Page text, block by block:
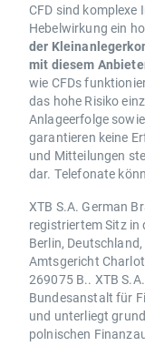
CFD sind
Hebelwirkung ein
der
mit diesem
wie CFDs
das hohe Risiko
Anlageerfolge
garantieren keine
und Mitteilungen
dar. Telefonate
XTB S.A. German
registriertem Sitz in
Berlin,
Amtsgericht
269075 B.. XTB
Bundesanstalt für
und unterliegt
polnischen